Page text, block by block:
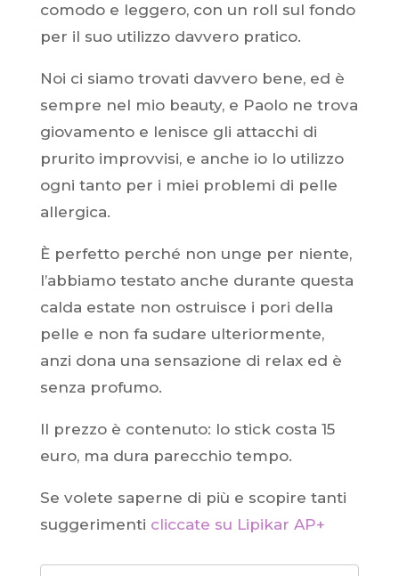
comodo e leggero, con un roll sul fondo
per il suo utilizzo davvero pratico.
Noi ci siamo trovati davvero bene, ed è
sempre nel mio beauty, e Paolo ne trova
giovamento e lenisce gli attacchi di
prurito improvvisi, e anche io lo utilizzo
ogni tanto per i miei problemi di pelle
allergica.
È perfetto perché non unge per niente,
l’abbiamo testato anche durante questa
calda estate non ostruisce i pori della
pelle e non fa sudare ulteriormente,
anzi dona una sensazione di relax ed è
senza profumo.
Il prezzo è contenuto: lo stick costa 15
euro, ma dura parecchio tempo.
Se volete saperne di più e scopire tanti
suggerimenti cliccate su Lipikar AP+